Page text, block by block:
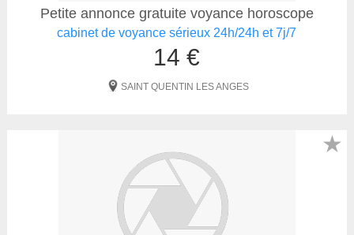
Petite annonce gratuite voyance horoscope
cabinet de voyance sérieux 24h/24h et 7j/7
14 €
SAINT QUENTIN LES ANGES
★